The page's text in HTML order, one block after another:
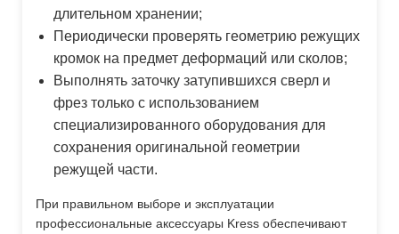
длительном хранении;
Периодически проверять геометрию режущих
кромок на предмет деформаций или сколов;
Выполнять заточку затупившихся сверл и
фрез только с использованием
специализированного оборудования для
сохранения оригинальной геометрии
режущей части.
При правильном выборе и эксплуатации
профессиональные аксессуары Kress обеспечивают